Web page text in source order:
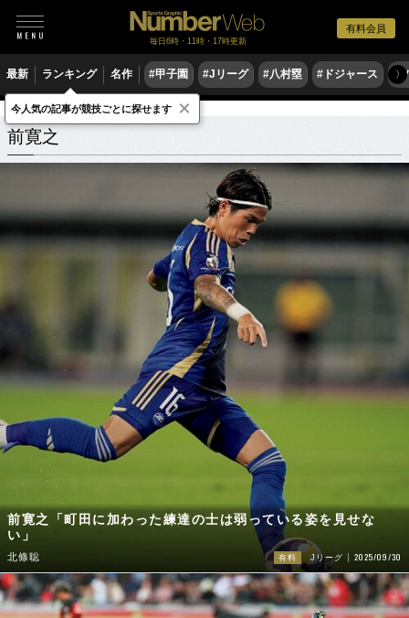
有料会員
毎日6時・11時・17時更新
最新 ランキング 名作 #甲子園 #Jリーグ #八村塁 #ドジャース #
〉
前寛之 関連記事
前寛之
前寛之「町田に加わった練達の士は弱っている姿を見せな
い」
北條聡 有料 Jリーグ 2025/09/30
今人気の記事が競技ごとに探せます ×